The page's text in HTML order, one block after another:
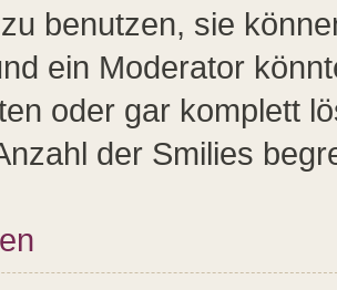
benutzen, sie
ein Moderator
oder gar komplett
der Smilies